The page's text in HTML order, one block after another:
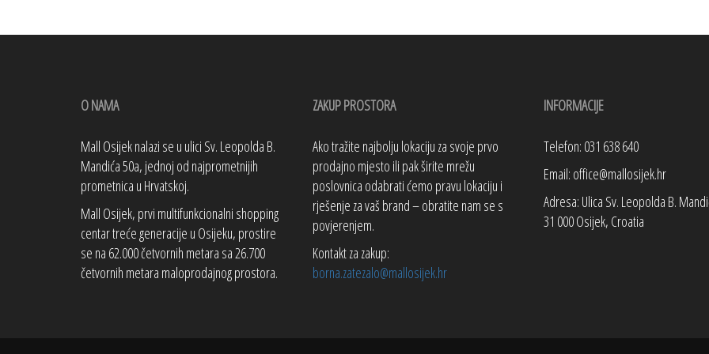
O NAMA
Mall Osijek nalazi se u ulici Sv. Leopolda B.
Mandića 50a, jednoj od najprometnijih
prometnica u Hrvatskoj.
Mall Osijek, prvi multifunkcionalni shopping
centar treće generacije u Osijeku, prostire
se na 62.000 četvornih metara sa 26.700
četvornih metara maloprodajnog prostora.
ZAKUP PROSTORA
Ako tražite najbolju lokaciju za svoje prvo
prodajno mjesto ili pak širite mrežu
poslovnica odabrati ćemo pravu lokaciju i
rješenje za vaš brand – obratite nam se s
povjerenjem.
Kontakt za zakup:
borna.zatezalo@mallosijek.hr
INFORMACIJE
Telefon: 031 638 640
Email: office@mallosijek.hr
Adresa: Ulica Sv. Leopolda B.
31 000 Osijek, Croatia